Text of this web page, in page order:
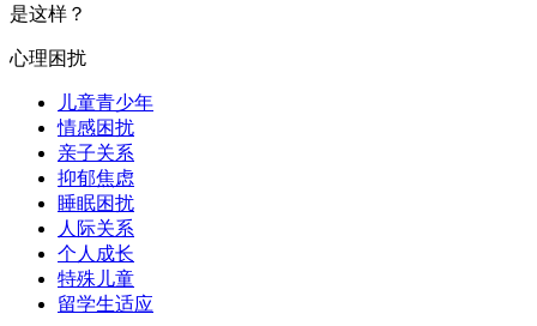
是这样？
心理困扰
儿童青少年
情感困扰
亲子关系
抑郁焦虑
睡眠困扰
人际关系
个人成长
特殊儿童
留学生适应